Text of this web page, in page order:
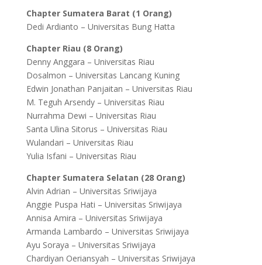
Chapter Sumatera Barat (1 Orang)
Dedi Ardianto – Universitas Bung Hatta
Chapter Riau (8 Orang)
Denny Anggara – Universitas Riau
Dosalmon – Universitas Lancang Kuning
Edwin Jonathan Panjaitan – Universitas Riau
M. Teguh Arsendy – Universitas Riau
Nurrahma Dewi – Universitas Riau
Santa Ulina Sitorus – Universitas Riau
Wulandari – Universitas Riau
Yulia Isfani – Universitas Riau
Chapter Sumatera Selatan (28 Orang)
Alvin Adrian – Universitas Sriwijaya
Anggie Puspa Hati – Universitas Sriwijaya
Annisa Amira – Universitas Sriwijaya
Armanda Lambardo – Universitas Sriwijaya
Ayu Soraya – Universitas Sriwijaya
Chardiyan Oeriansyah – Universitas Sriwijaya